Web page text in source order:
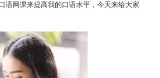
语网课来提高我的口语水平，今天来给大家